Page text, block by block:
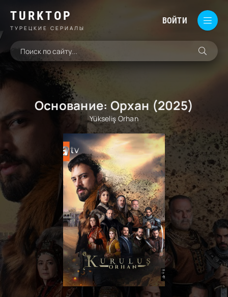
TURKTOP
ТУРЕЦКИЕ СЕРИАЛЫ
ВОЙТИ
Основание: Орхан (2025)
Yükseliş Orhan